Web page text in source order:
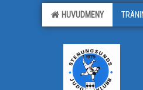
HUVUDMENY